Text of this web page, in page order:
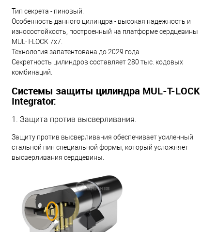
Тип секрета - пиновый.
Особенность данного цилиндра - высокая надежность и
износостойкость, построенный на платформе сердцевины
MUL-T-LOCK 7x7.
Технология запатентована до 2029 года.
Секретность цилиндров составляет 280 тыс. кодовых
комбинаций.
Системы защиты цилиндра MUL-T-LOCK
Integrator:
1. Защита против высверливания.
Защиту против высверливания обеспечивает усиленный
стальной пин специальной формы, который усложняет
высверливания сердцевины.